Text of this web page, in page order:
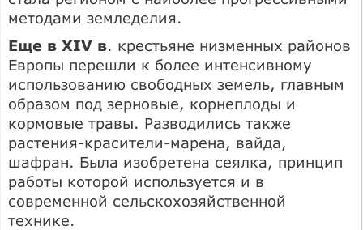
методами земледелия.
Еще в XIV в. крестьяне низменных районов
Европы перешли к более интенсивному
использованию свободных земель, главным
образом под зерновые, корнеплоды и
кормовые травы. Разводились также
растения-красители-марена, вайда,
шафран. Была изобретена сеялка, принцип
работы которой используется и в
современной сельскохозяйственной
технике.